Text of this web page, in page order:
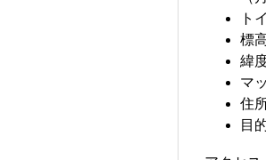
ト
標
緯
マ
住
目